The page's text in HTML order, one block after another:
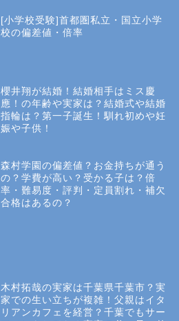
[小学校受験]首都圏私立・国立小学
校の偏差値・倍率
櫻井翔が結婚！結婚相手はミス慶
應！の年齢や実家は？結婚式や結婚
指輪は？第一子誕生！馴れ初めや妊
娠や子供！
森村学園の偏差値？お金持ちが通う
の？学費が高い？受かる子は？倍
率・難易度・評判・定員割れ・補欠
合格はあるの？
木村拓哉の実家は千葉県千葉市？実
家での生い立ちが複雑！父親はイタ
リアンカフェを経営？千葉でもサー
Privacy Policy